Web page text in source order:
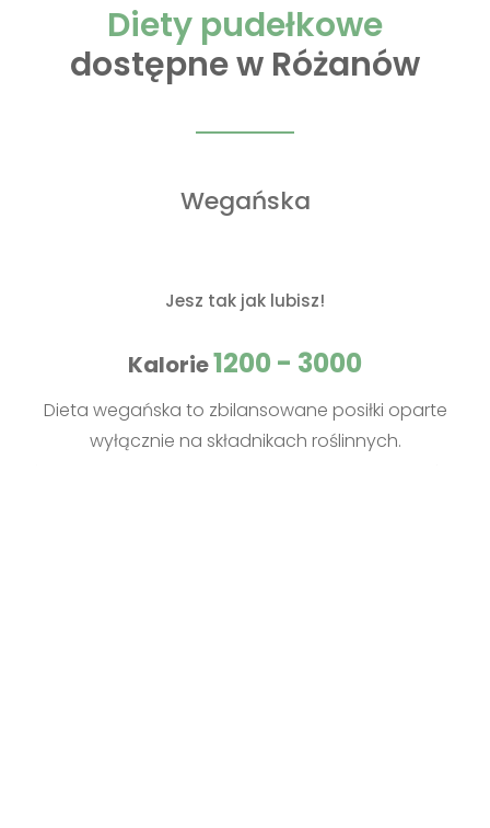
Diety pudełkowe
dostępne w Różanów
Wegańska
Jesz tak jak lubisz!
Kalorie1200 - 3000
Dieta wegańska to zbilansowane posiłki oparte
wyłącznie na składnikach roślinnych.